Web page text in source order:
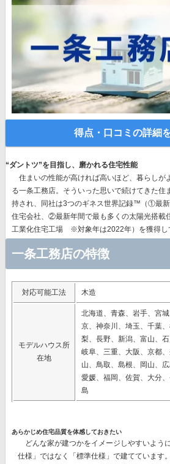
得点・口コミの詳細
“ダントツ”を目指し、磨かれる住宅性能
住まいの性能が高ければ高いほど、暮らしが
る一条工務店。そういった思いで続けてきた住
持され、同社は3つのギネス世界記録™（①最新
住宅会社、②最新年間で最も多くの太陽光搭載
工業化住宅工場 ※対象年は2022年）を獲得し
一条工務店の特徴
対応可能工法 木造
モデルハウス所
在地
北海道、青森、岩手、宮
京、神奈川、埼玉、千葉
梨、長野、新潟、富山、
岐阜、三重、大阪、京都
山、鳥取、島根、岡山、
愛媛、福岡、佐賀、大分
島
あらかじめ住宅品質を体感しておきたい
どんな家が建つかをイメージしやすいよう
仕様」ではなく「標準仕様」で建てています